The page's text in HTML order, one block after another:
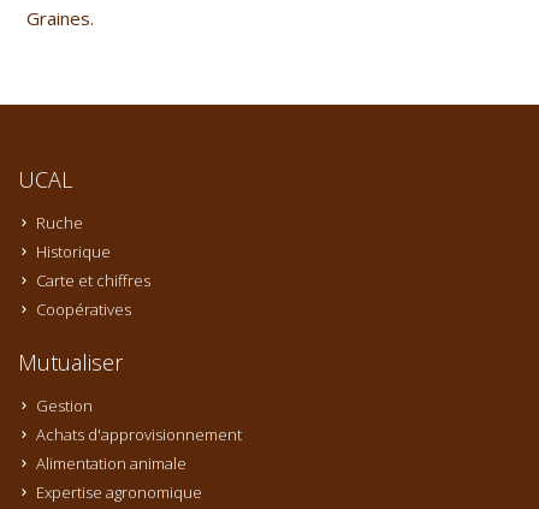
Graines.
UCAL
Ruche
Historique
Carte et chiffres
Coopératives
Mutualiser
Gestion
Achats d'approvisionnement
Alimentation animale
Expertise agronomique